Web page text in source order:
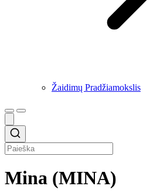
Žaidimų Pradžiamokslis
Mina (MINA)